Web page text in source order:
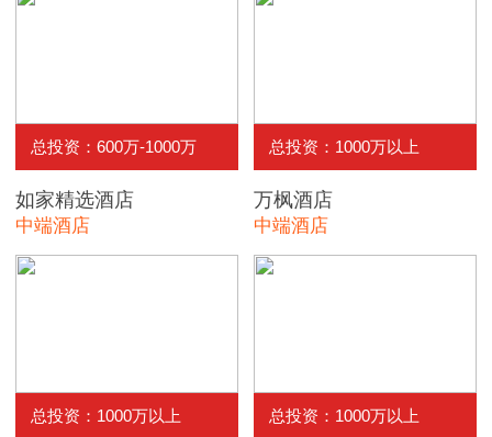
总投资：600万-1000万
如家精选酒店
中端酒店
总投资：1000万以上
万枫酒店
中端酒店
总投资：1000万以上 总投资：1000万以上